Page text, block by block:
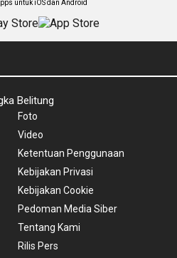
untuk iOS dan Android
Belitung
Foto
Video
Ketentuan Penggunaan
Kebijakan Privasi
Kebijakan Cookie
Pedoman Media Siber
Tentang Kami
Rilis Pers